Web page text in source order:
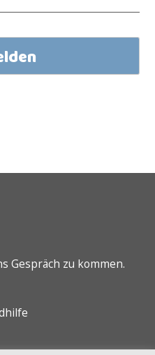
Gespräch zu kommen.